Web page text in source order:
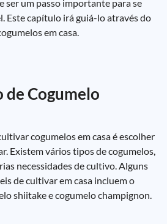
ser um passo importante para se
Este capítulo irá guiá-lo através do
em casa.
de Cogumelo
cogumelos em casa é escolher
Existem vários tipos de cogumelos,
necessidades de cultivo. Alguns
de cultivar em casa incluem o
shiitake e cogumelo champignon.